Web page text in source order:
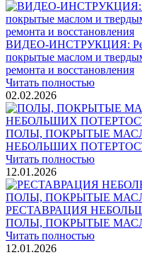
ВИДЕО-ИНСТРУКЦИЯ:
покрытые маслом и
ремонта и восстановления
Читать полностью
02.02.2026
ПОЛЫ, ПОКРЫТЫЕ
НЕБОЛЬШИХ
Читать полностью
12.01.2026
РЕСТАВРАЦИЯ
ПОЛЫ, ПОКРЫТЫЕ
Читать полностью
12.01.2026